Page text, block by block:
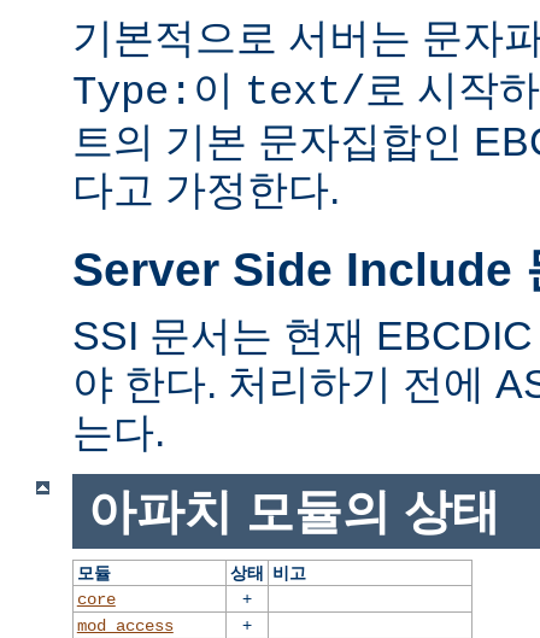
기본적으로 서버는 문자
Type: 이 text/ 로 시작
트의 기본 문자집합인
다고 가정한다.
Server Side Include
SSI 문서는 현재
야 한다. 처리하기 전에
는다.
아파치 모듈의 상태
모듈 상태
비고
core
+
mod_access
+